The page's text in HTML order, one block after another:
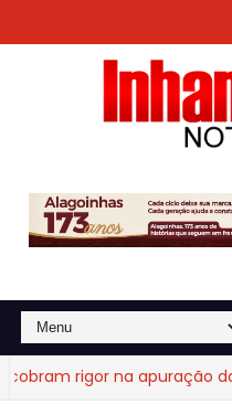
rigor na apuração do